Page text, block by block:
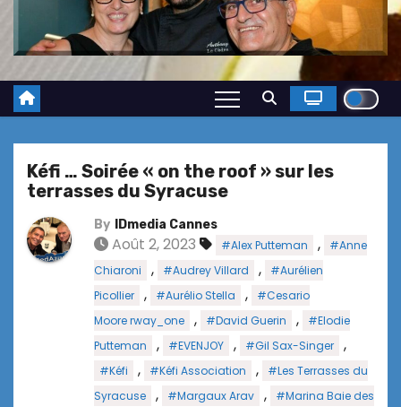
Kéfi … Soirée « on the roof » sur les
terrasses du Syracuse
By IDmedia Cannes
Août 2, 2023 #Alex Putteman ,
#Anne
Chiaroni
, #Audrey Villard ,
#Aurélien
Picollier
, #Aurélio Stella ,
#Cesario
Moore rway_one
, #David Guerin ,
#Elodie
Putteman
, #EVENJOY , #Gil Sax-Singer ,
#Kéfi , #Kéfi Association ,
#Les Terrasses du
Syracuse
, #Margaux Arav ,
#Marina Baie des